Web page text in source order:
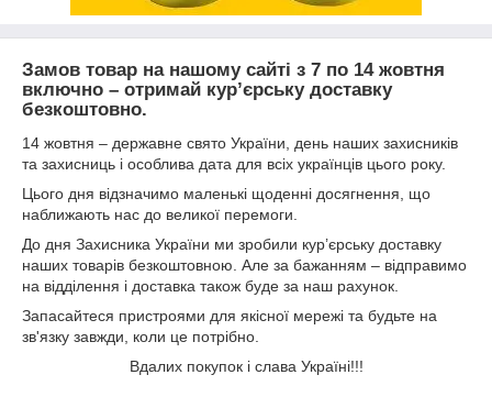
Замов товар на нашому сайті з 7 по 14 жовтня
включно – отримай кур’єрську доставку
безкоштовно.
14 жовтня – державне свято України, день наших захисників
та захисниць і особлива дата для всіх українців цього року.
Цього дня відзначимо маленькі щоденні досягнення, що
наближають нас до великої перемоги.
До дня Захисника України ми зробили кур’єрську доставку
наших товарів безкоштовною. Але за бажанням – відправимо
на відділення і доставка також буде за наш рахунок.
Запасайтеся пристроями для якісної мережі та будьте на
зв'язку завжди, коли це потрібно.
Вдалих покупок і слава Україні!!!